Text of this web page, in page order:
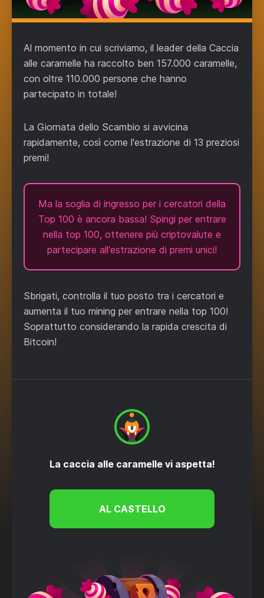
Al momento in cui scriviamo, il leader della Caccia
alle caramelle ha raccolto ben 157.000 caramelle,
con oltre 110.000 persone che hanno
partecipato in totale!
La Giornata dello Scambio si avvicina
rapidamente, così come l'estrazione di 13 preziosi
premi!
Ma la soglia di ingresso per i cercatori della
Top 100 è ancora bassa! Spingi per entrare
nella top 100, ottenere più criptovalute e
partecipare all'estrazione di premi unici!
Sbrigati, controlla il tuo posto tra i cercatori e
aumenta il tuo mining per entrare nella top 100!
Soprattutto considerando la rapida crescita di
Bitcoin!
La caccia alle caramelle vi aspetta!
AL CASTELLO